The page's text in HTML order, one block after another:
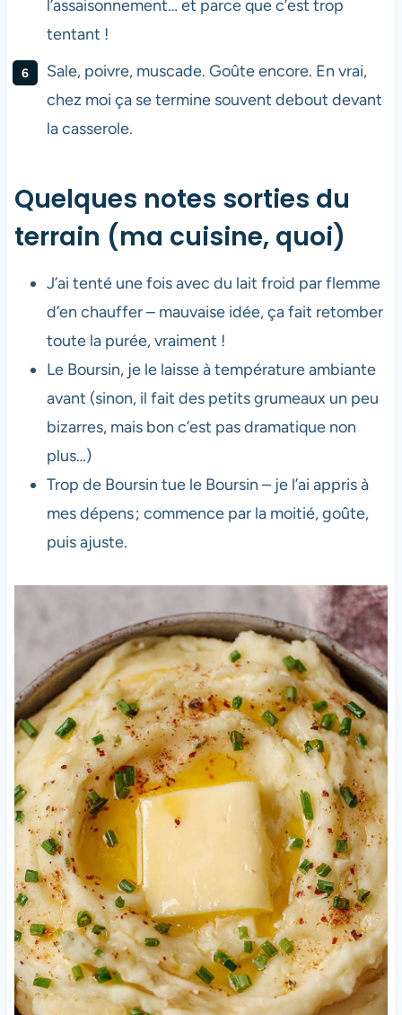
l’assaisonnement… et parce que c’est trop
tentant !
Sale, poivre, muscade. Goûte encore. En vrai,
chez moi ça se termine souvent debout devant
la casserole.
Quelques notes sorties du
terrain (ma cuisine, quoi)
J’ai tenté une fois avec du lait froid par flemme
d’en chauffer – mauvaise idée, ça fait retomber
toute la purée, vraiment !
Le Boursin, je le laisse à température ambiante
avant (sinon, il fait des petits grumeaux un peu
bizarres, mais bon c’est pas dramatique non
plus…)
Trop de Boursin tue le Boursin – je l’ai appris à
mes dépens ; commence par la moitié, goûte,
puis ajuste.